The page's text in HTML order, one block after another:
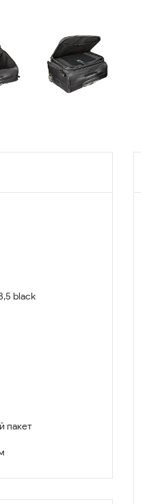
black
пакет